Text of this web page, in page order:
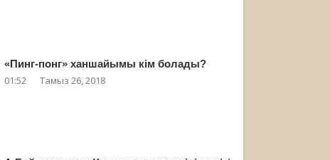
«Пинг-понг» ханшайымы кім болады?
01:52 Тамыз 26, 2018